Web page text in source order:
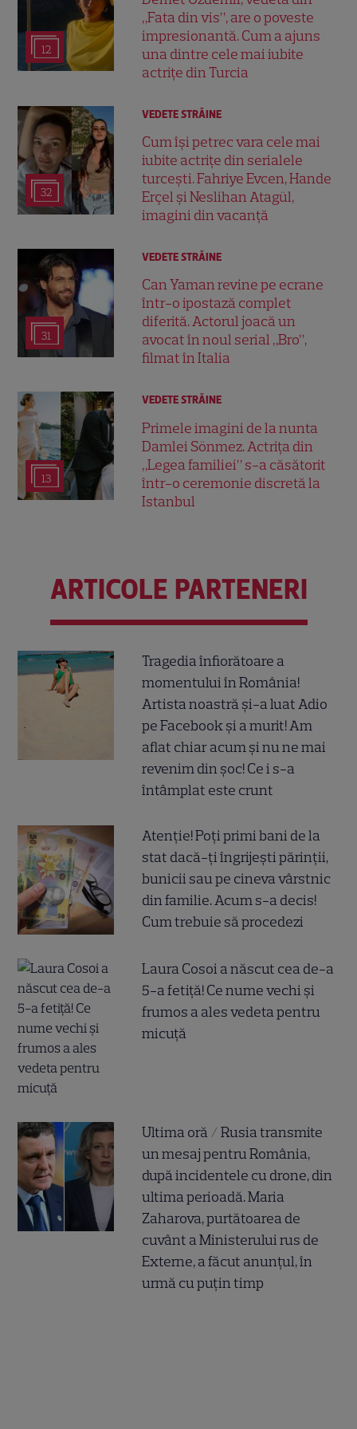
12
„Fata din vis”, are o poveste
impresionantă. Cum a ajuns
una dintre cele mai iubite
actrițe din Turcia
32
VEDETE STRĂINE
Cum își petrec vara cele mai
iubite actrițe din serialele
turcești. Fahriye Evcen, Hande
Erçel și Neslihan Atagül,
imagini din vacanță
31
VEDETE STRĂINE
Can Yaman revine pe ecrane
într-o ipostază complet
diferită. Actorul joacă un
avocat în noul serial „Bro”,
filmat în Italia
13
VEDETE STRĂINE
Primele imagini de la nunta
Damlei Sönmez. Actrița din
„Legea familiei” s-a căsătorit
într-o ceremonie discretă la
Istanbul
ARTICOLE PARTENERI
Tragedia înfiorătoare a
momentului în România!
Artista noastră și-a luat Adio
pe Facebook și a murit! Am
aflat chiar acum și nu ne mai
revenim din șoc! Ce i s-a
întâmplat este crunt
Atenție! Poți primi bani de la
stat dacă-ți îngrijești părinții,
bunicii sau pe cineva vârstnic
din familie. Acum s-a decis!
Cum trebuie să procedezi
Laura Cosoi a născut cea de-a
5-a fetiță! Ce nume vechi și
frumos a ales vedeta pentru
micuță
Ultima oră / Rusia transmite
un mesaj pentru România,
după incidentele cu drone, din
ultima perioadă. Maria
Zaharova, purtătoarea de
cuvânt a Ministerului rus de
Externe, a făcut anunțul, în
urmă cu puțin timp